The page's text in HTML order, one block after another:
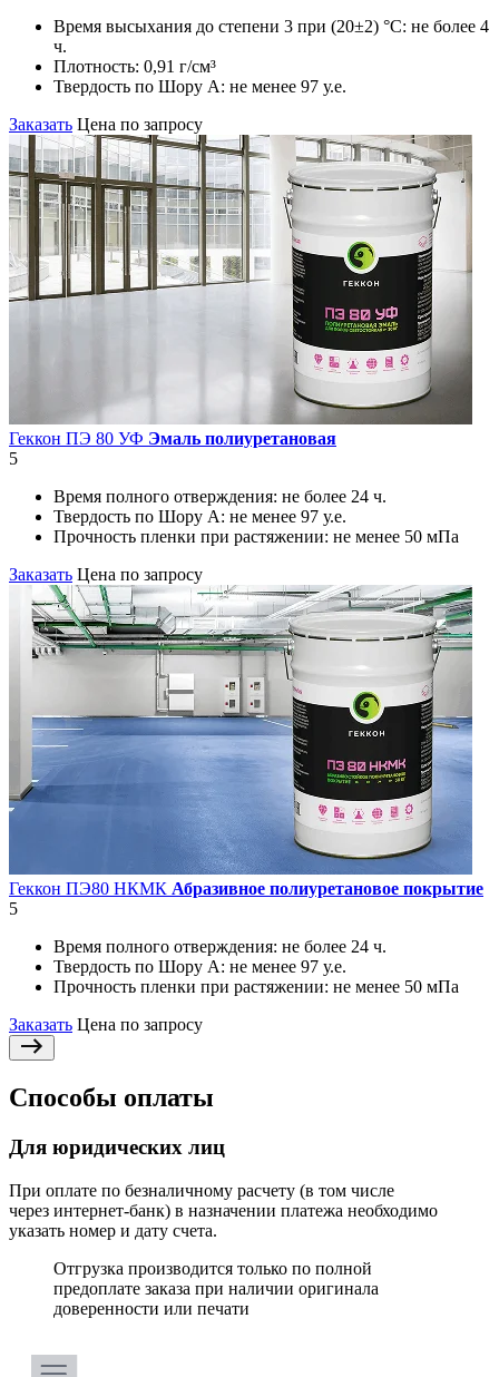
Время высыхания до степени 3 при (20±2) °С: не более 4
ч.
Плотность: 0,91 г/см³
Твердость по Шору А: не менее 97 у.е.
Заказать Цена по запросу
Геккон ПЭ 80 УФ Эмаль полиуретановая
5
Время полного отверждения: не более 24 ч.
Твердость по Шору А: не менее 97 у.е.
Прочность пленки при растяжении: не менее 50 мПа
Заказать Цена по запросу
Геккон ПЭ80 НКМК Абразивное полиуретановое покрытие
5
Время полного отверждения: не более 24 ч.
Твердость по Шору А: не менее 97 у.е.
Прочность пленки при растяжении: не менее 50 мПа
Заказать Цена по запросу
Способы оплаты
Для юридических лиц
При оплате по безналичному расчету (в том числе
через интернет-банк) в назначении платежа необходимо
указать номер и дату счета.
Отгрузка производится только по полной
предоплате заказа при наличии оригинала
доверенности или печати